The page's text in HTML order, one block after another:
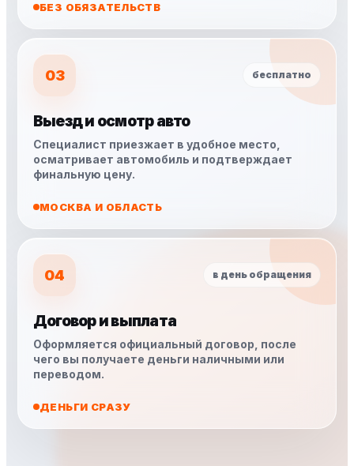
БЕЗ ОБЯЗАТЕЛЬСТВ
03 бесплатно
Выезд и осмотр авто
Специалист приезжает в удобное место,
осматривает автомобиль и подтверждает
финальную цену.
МОСКВА И ОБЛАСТЬ
04 в день обращения
Договор и выплата
Оформляется официальный договор, после
чего вы получаете деньги наличными или
переводом.
ДЕНЬГИ СРАЗУ